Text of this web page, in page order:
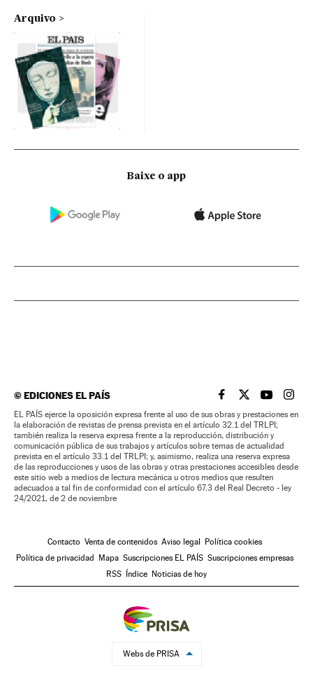
Arquivo
Baixe o app
©EDICIONES EL PAÍS EL PAÍS BRASIL EN
EL PAÍSEL PAÍS
EL
EL PAÍS ejerce la oposición expresa frente al uso de sus obras y prestaciones en
la elaboración de revistas de prensa prevista en el artículo 32.1 del TRLPI;
también realiza la reserva expresa frente a la reproducción, distribución y
comunicación pública de sus trabajos y artículos sobre temas de actualidad
prevista en el artículo 33.1 del TRLPI; y, asimismo, realiza una reserva expresa
de las reproducciones y usos de las obras y otras prestaciones accesibles desde
este sitio web a medios de lectura mecánica u otros medios que resulten
adecuados a tal fin de conformidad con el artículo 67.3 del Real Decreto - ley
24/2021, de 2 de noviembre
Contacto Venta de contenidos Aviso legal
Política cookies
Política de privacidad
Mapa Suscripciones EL PAÍS Suscripciones empresas
RSS
Índice Noticias de hoy
Webs de PRISA